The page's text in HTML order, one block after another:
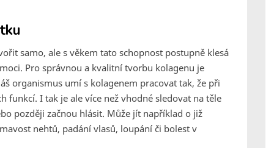
samo, ale s věkem tato schopnost postupně klesá
Pro správnou a kvalitní tvorbu kolagenu je
organismus umí s kolagenem pracovat tak, že při
funkcí. I tak je ale více než vhodné sledovat na těle
později začnou hlásit. Může jít například o již
nehtů, padání vlasů, loupání či bolest v